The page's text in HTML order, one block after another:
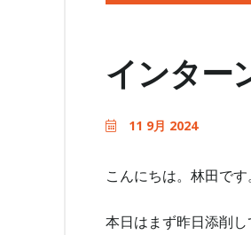
インター
11 9月 2024
こんにちは。林田です。
本日はまず昨日添削